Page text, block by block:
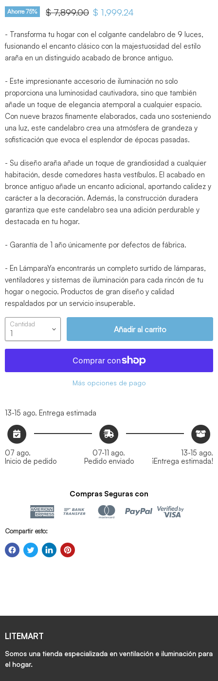
Ahorre75% Precio original
$ 7,899.00 Precio actual
$ 1,999.24
- Transforma tu hogar con el colgante candelabro de 9 luces,
fusionando el encanto clásico con la majestuosidad del estilo
araña en un distinguido acabado de bronce antiguo.
- Este impresionante accesorio de iluminación no solo
proporciona una luminosidad cautivadora, sino que también
añade un toque de elegancia atemporal a cualquier espacio.
Con nueve brazos finamente elaborados, cada uno sosteniendo
una luz, este candelabro crea una atmósfera de grandeza y
sofisticación que evoca el esplendor de épocas pasadas.
- Su diseño araña añade un toque de grandiosidad a cualquier
habitación, desde comedores hasta vestíbulos. El acabado en
bronce antiguo añade un encanto adicional, aportando calidez y
carácter a la decoración. Además, la construcción duradera
garantiza que este candelabro sea una adición perdurable y
destacada en tu hogar.
- Garantía de 1 año únicamente por defectos de fábrica.
- En LámparaYa encontrarás un completo surtido de lámparas,
ventiladores y sistemas de iluminación para cada rincón de tu
hogar o negocio. Productos de gran diseño y calidad
respaldados por un servicio insuperable.
Cantidad
Añadir al carrito
Más opciones de pago
13-15 ago. Entrega estimada
07 ago.
Inicio de pedido
07-11 ago.
Pedido enviado
13-15 ago.
¡Entrega estimada!
Compras Seguras con
Compartir esto:
LITEMART
Somos una tienda especializada en ventilación e iluminación para
el hogar.